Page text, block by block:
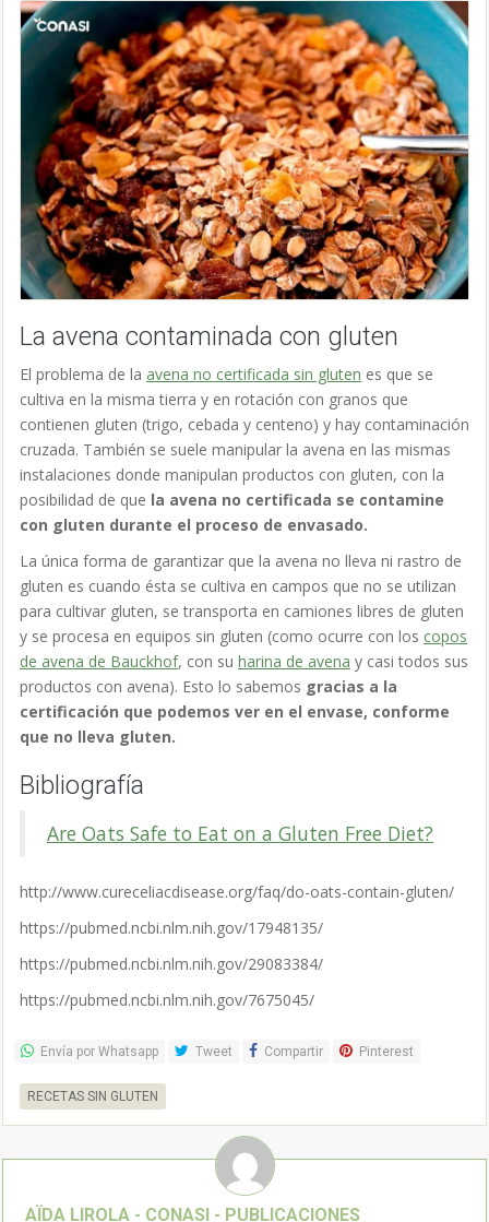
La avena contaminada con gluten
El problema de la avena no certificada sin gluten es que se
cultiva en la misma tierra y en rotación con granos que
contienen gluten (trigo, cebada y centeno) y hay contaminación
cruzada. También se suele manipular la avena en las mismas
instalaciones donde manipulan productos con gluten, con la
posibilidad de que la avena no certificada se contamine
con gluten durante el proceso de envasado.
La única forma de garantizar que la avena no lleva ni rastro de
gluten es cuando ésta se cultiva en campos que no se utilizan
para cultivar gluten, se transporta en camiones libres de gluten
y se procesa en equipos sin gluten (como ocurre con los copos
de avena de Bauckhof, con su harina de avena y casi todos sus
productos con avena). Esto lo sabemos gracias a la
certificación que podemos ver en el envase, conforme
que no lleva gluten.
Bibliografía
Are Oats Safe to Eat on a Gluten Free Diet?
http://www.cureceliacdisease.org/faq/do-oats-contain-gluten/
https://pubmed.ncbi.nlm.nih.gov/17948135/
https://pubmed.ncbi.nlm.nih.gov/29083384/
https://pubmed.ncbi.nlm.nih.gov/7675045/
Envía por Whatsapp Tweet Compartir Pinterest
RECETAS SIN GLUTEN
AÏDA LIROLA - CONASI - PUBLICACIONES